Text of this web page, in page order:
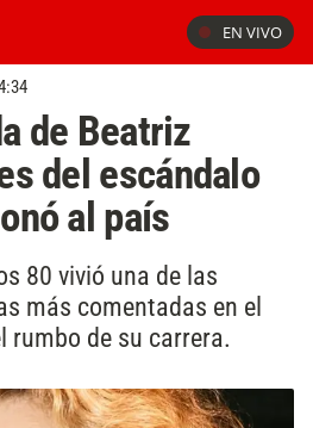
EN VIVO
de Beatriz
del escándalo
al país
80 vivió una de las
más comentadas en el
rumbo de su carrera.